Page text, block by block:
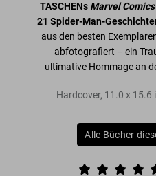
TASCHENs Marvel
21 Spider-Man-
aus den besten
abfotografiert – ein
ultimative Hommage an
Hardcover, 11.0 x 15.6
Alle Bücher